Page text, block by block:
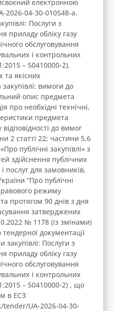
електронною
2026-04-30-010548-a.
Послуги з
приладу обліку газу
обслуговування
і контрольних
– 50410000-2).
та якісних
вимоги до
опис предмета
про необхідні технічні,
предмета
до вимог
2 статті 22; частини 5,6
публічні закупівлі» з
здійснення публічних
послуг для замовників,
“Про публічні
режиму
протягом 90 днів з дня
затверджених
№ 1178 (із змінами)
документації
Послуги з
приладу обліку газу
обслуговування
і контрольних
– 50410000-2) , що
в ЕСЗ
UA-2026-04-30-